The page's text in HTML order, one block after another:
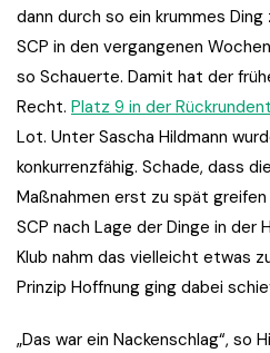
dann durch so ein krummes
SCP in den vergangenen
so Schauerte. Damit hat der
Recht. Platz 9 in der
Lot. Unter Sascha Hildmann
konkurrenzfähig. Schade, dass
Maßnahmen erst zu spät
SCP nach Lage der Dinge in der
Klub nahm das vielleicht etwas
Prinzip Hoffnung ging dabei
„Das war ein Nackenschlag“, so